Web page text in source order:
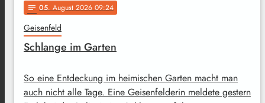
notes 05. August 2026 09:24
Geisenfeld
Schlange im Garten
So eine Entdeckung im heimischen Garten macht man
auch nicht alle Tage. Eine Geisenfelderin meldete gestern